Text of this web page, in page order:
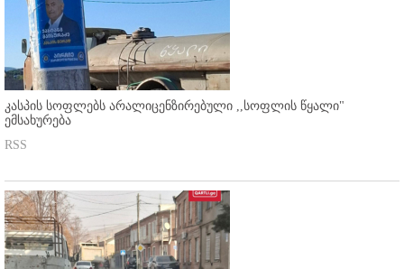
კასპის სოფლებს არალიცენზირებული ,,სოფლის წყალი"
ემსახურება
RSS